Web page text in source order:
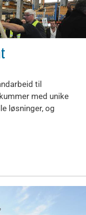
til
med unike
løsninger, og